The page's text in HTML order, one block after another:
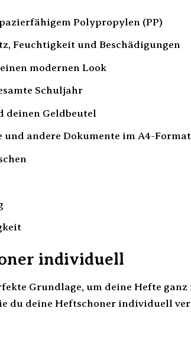
Polypropylen (PP)
Feuchtigkeit und Beschädigungen
modernen Look
Schuljahr
deinen Geldbeutel
andere Dokumente im A4-Format
individuell
Grundlage, um deine Hefte ganz
du deine Heftschoner individuell